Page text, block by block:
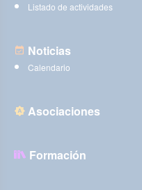
Listado de actividades
Noticias
Calendario
Asociaciones
Formación